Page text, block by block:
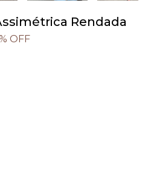
Rendada
OFF